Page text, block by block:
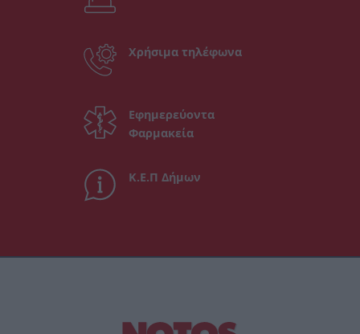
Χρήσιμα τηλέφωνα
Εφημερεύοντα
Φαρμακεία
Κ.Ε.Π Δήμων